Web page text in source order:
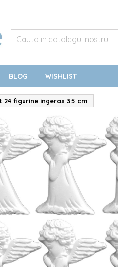
BLOG WISHLIST
24 figurine ingeras 3.5 cm